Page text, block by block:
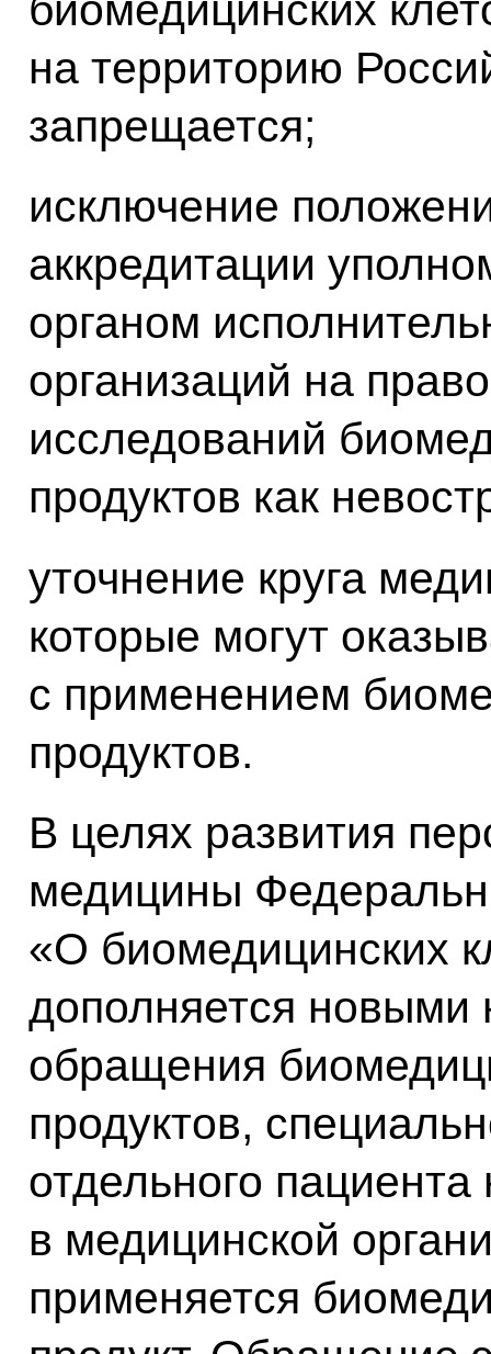
на территорию
запрещается;
исключение
аккредитации
органом
организаций на
исследований
продуктов как
уточнение круга
которые могут
с применением
продуктов.
В целях развития
медицины
«О биомедицинских
дополняется
обращения
продуктов,
отдельного
в медицинской
применяется